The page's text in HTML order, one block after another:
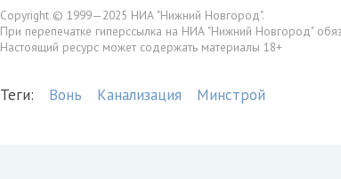
Copyright © 1999—2025 НИА "Нижний Новгород".
При перепечатке гиперссылка на НИА "Нижний Новгород"
Настоящий ресурс может содержать материалы 18+
Теги: Вонь Канализация Минстрой